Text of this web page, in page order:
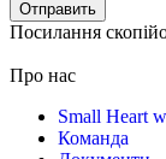
Посилання
Про нас
Small Heart
Команда